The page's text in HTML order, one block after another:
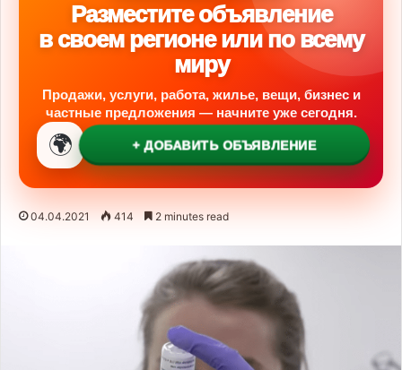
Разместите объявление
в своем регионе или по всему
миру
Продажи, услуги, работа, жилье, вещи, бизнес и
частные предложения — начните уже сегодня.
🌍 + ДОБАВИТЬ ОБЪЯВЛЕНИЕ
04.04.2021 414 2 minutes read